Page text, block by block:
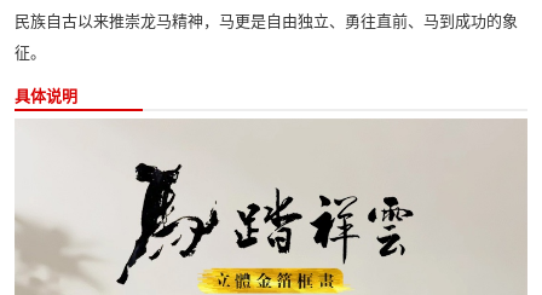
民族自古以来推崇龙马精神，马更是自由独立、勇往直前、马到成功的象
征。
具体说明